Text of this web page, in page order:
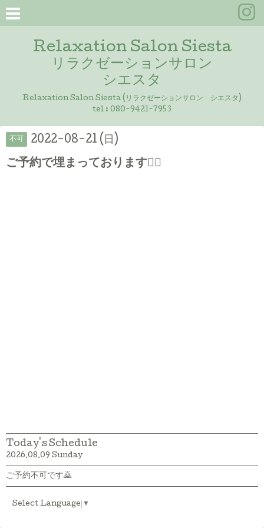
Relaxation Salon Siesta
リラクゼーションサロン
シエスタ
Relaxation Salon Siesta (リラクゼーションサロン シエスタ)
tel : 080-9421-7953
不可 2022-08-21 (日)
ご予約で埋まっております🙇‍♀️
Today's Schedule
2026.08.09 Sunday
ご予約不可です🙇
Select Language ▼